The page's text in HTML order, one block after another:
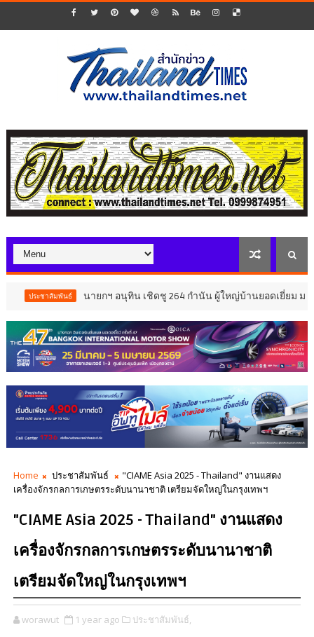
นายกฯ อนุทิน เชิดชู 264 กำนัน ผู้ใหญ่บ้านยอดเยี่ยม มอบแหนบทองคำ
Home ประชาสัมพันธ์
"CIAME Asia 2025 - Thailand" งานแสดง
เครื่องจักรกลการเกษตรระดับนานาชาติ เตรียมจัดใหญ่ในกรุงเทพฯ
"CIAME Asia 2025 - Thailand" งานแสดง
เครื่องจักรกลการเกษตรระดับนานาชาติ
เตรียมจัดใหญ่ในกรุงเทพฯ
worawut 1 year ago ประชาสัมพันธ์,